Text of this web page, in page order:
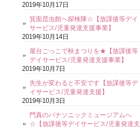
2019年10月17日
箕面昆虫館へ探検隊☆【放課後等デイ
サービス/児童発達支援事業】
2019年10月14日
屋台ごっこで秋まつりを★【放課後等
デイサービス/児童発達支援事業】
2019年10月7日
先生が変わると不安です【放課後等デ
イサービス/児童発達支援】
2019年10月3日
門真のパナソニックミュージアムへ
☆【放課後等デイサービス/児童発達支